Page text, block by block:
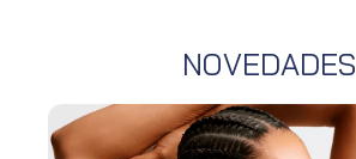
NOVEDADES